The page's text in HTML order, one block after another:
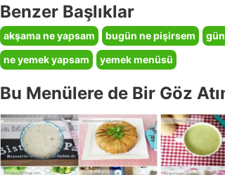
Benzer Başlıklar
akşama ne yapsam bugün ne pişirsem
ne yemek yapsam
yemek menüsü
Bu Menülere de Bir Göz